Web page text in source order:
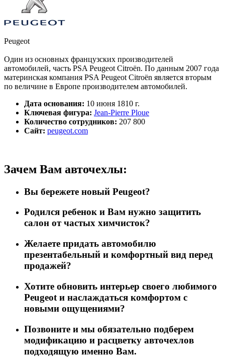
Peugeot
Один из основных французских производителей
автомобилей, часть PSA Peugeot Citroën. По данным 2007 года
материнская компания PSA Peugeot Citroën является вторым
по величине в Европе производителем автомобилей.
Дата основания: 10 июня 1810 г.
Ключевая фигура: Jean-Pierre Ploue
Количество сотрудников: 207 800
Сайт: peugeot.com
Зачем Вам авточехлы:
Вы бережете новый Peugeot?
Родился ребенок и Вам нужно защитить
салон от частых химчисток?
Желаете придать автомобилю
презентабельный и комфортный вид перед
продажей?
Хотите обновить интерьер своего любимого
Peugeot и наслаждаться комфортом с
новыми ощущениями?
Позвоните и мы обязательно подберем
модификацию и расцветку авточехлов
подходящую именно Вам.